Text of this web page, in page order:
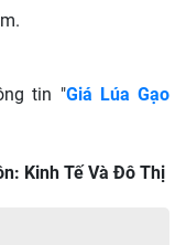
tin "Giá Lúa Gạo
Kinh Tế Và Đô Thị